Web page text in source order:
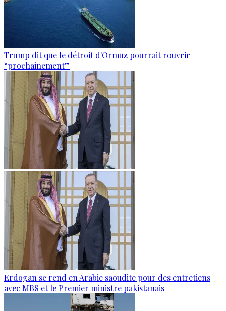
Trump dit que le détroit d'Ormuz pourrait rouvrir
“prochainement”
Erdogan se rend en Arabie saoudite pour des entretiens
avec MBS et le Premier ministre pakistanais